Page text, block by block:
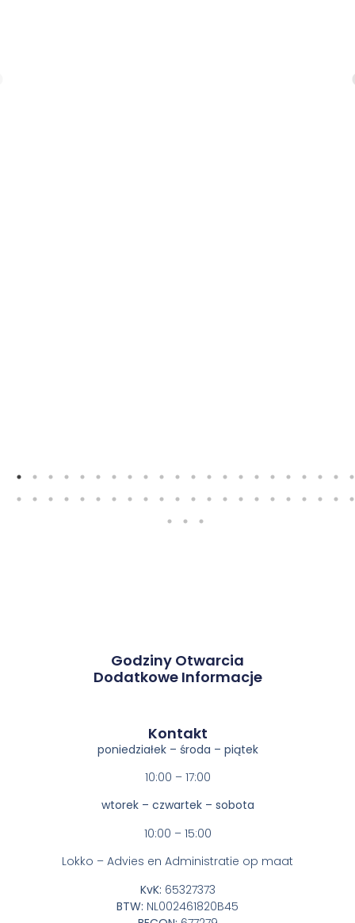
Godziny Otwarcia
Dodatkowe Informacje
Kontakt​
poniedziałek – środa – piątek
10:00 – 17:00
wtorek – czwartek – sobota
10:00 – 15:00
Lokko – Advies en Administratie op maat
KvK: 65327373
BTW: NL002461820B45